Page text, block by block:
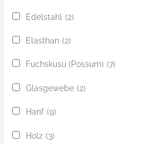
Edelstahl (2)
Elasthan (2)
Fuchskusu (Possum) (7)
Glasgewebe (2)
Hanf (9)
Holz (3)